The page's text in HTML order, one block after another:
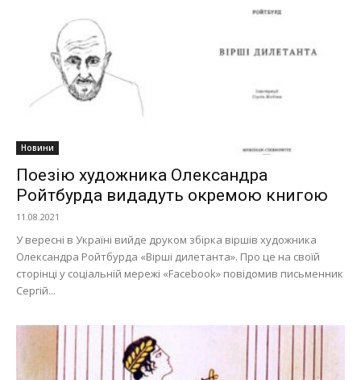
Новини
Поезію художника Олександра
Ройтбурда видадуть окремою книгою
11.08.2021
У вересні в Україні вийде друком збірка віршів художника
Олександра Ройтбурда «Вірші дилетанта». Про це на своїй
сторінці у соціальній мережі «Facebook» повідомив письменник
Сергій...